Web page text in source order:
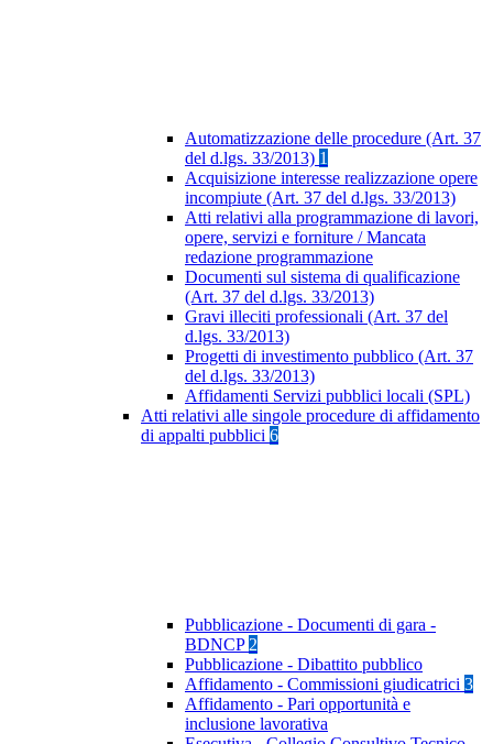
Automatizzazione delle procedure (Art. 37
del d.lgs. 33/2013) 1
Acquisizione interesse realizzazione opere
incompiute (Art. 37 del d.lgs. 33/2013)
Atti relativi alla programmazione di lavori,
opere, servizi e forniture / Mancata
redazione programmazione
Documenti sul sistema di qualificazione
(Art. 37 del d.lgs. 33/2013)
Gravi illeciti professionali (Art. 37 del
d.lgs. 33/2013)
Progetti di investimento pubblico (Art. 37
del d.lgs. 33/2013)
Affidamenti Servizi pubblici locali (SPL)
Atti relativi alle singole procedure di affidamento
di appalti pubblici 6
Pubblicazione - Documenti di gara -
BDNCP 2
Pubblicazione - Dibattito pubblico
Affidamento - Commissioni giudicatrici 3
Affidamento - Pari opportunità e
inclusione lavorativa